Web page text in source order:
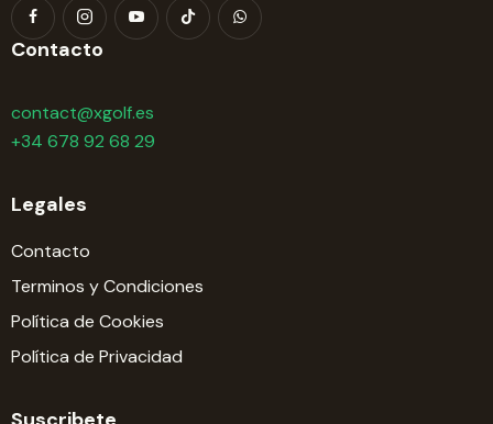
Contacto
contact@xgolf.es
+34 678 92 68 29
Legales
Contacto
Terminos y Condiciones
Política de Cookies
Política de Privacidad